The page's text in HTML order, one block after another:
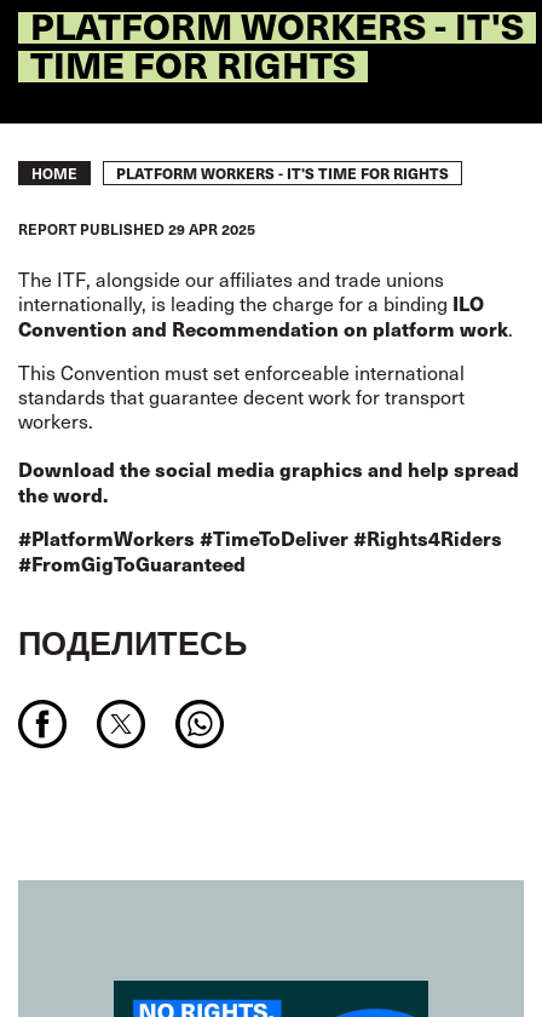
PLATFORM WORKERS - IT'S
TIME FOR RIGHTS
Breadcrumb
HOME PLATFORM WORKERS - IT'S TIME FOR RIGHTS
REPORT PUBLISHED29 APR 2025
The ITF, alongside our affiliates and trade unions
internationally, is leading the charge for a binding ILO
Convention and Recommendation on platform work.
This Convention must set enforceable international
standards that guarantee decent work for transport
workers.
Download the social media graphics and help spread
the word.
#PlatformWorkers #TimeToDeliver #Rights4Riders
#FromGigToGuaranteed
ПОДЕЛИТЕСЬ